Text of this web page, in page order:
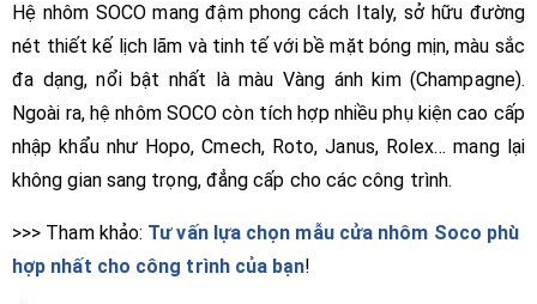
Hệ nhôm SOCO mang đậm phong cách Italy, sở hữu đường
nét thiết kế lịch lãm và tinh tế với bề mặt bóng mịn, màu sắc
đa dạng, nổi bật nhất là màu Vàng ánh kim (Champagne).
Ngoài ra, hệ nhôm SOCO còn tích hợp nhiều phụ kiện cao cấp
nhập khẩu như Hopo, Cmech, Roto, Janus, Rolex… mang lại
không gian sang trọng, đẳng cấp cho các công trình.
>>> Tham khảo: Tư vấn lựa chọn mẫu cửa nhôm Soco phù
hợp nhất cho công trình của bạn!